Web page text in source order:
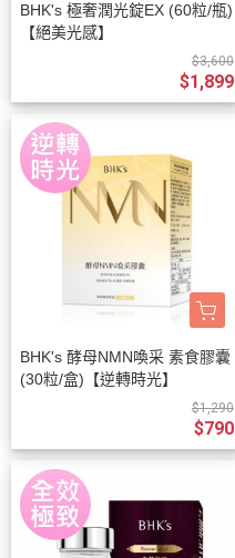
BHK's 極奢潤光錠EX (60粒/瓶)
【絕美光感】
$3,600
$1,899
BHK's 酵母NMN喚采 素食膠囊
(30粒/盒)【逆轉時光】
$1,290
$790